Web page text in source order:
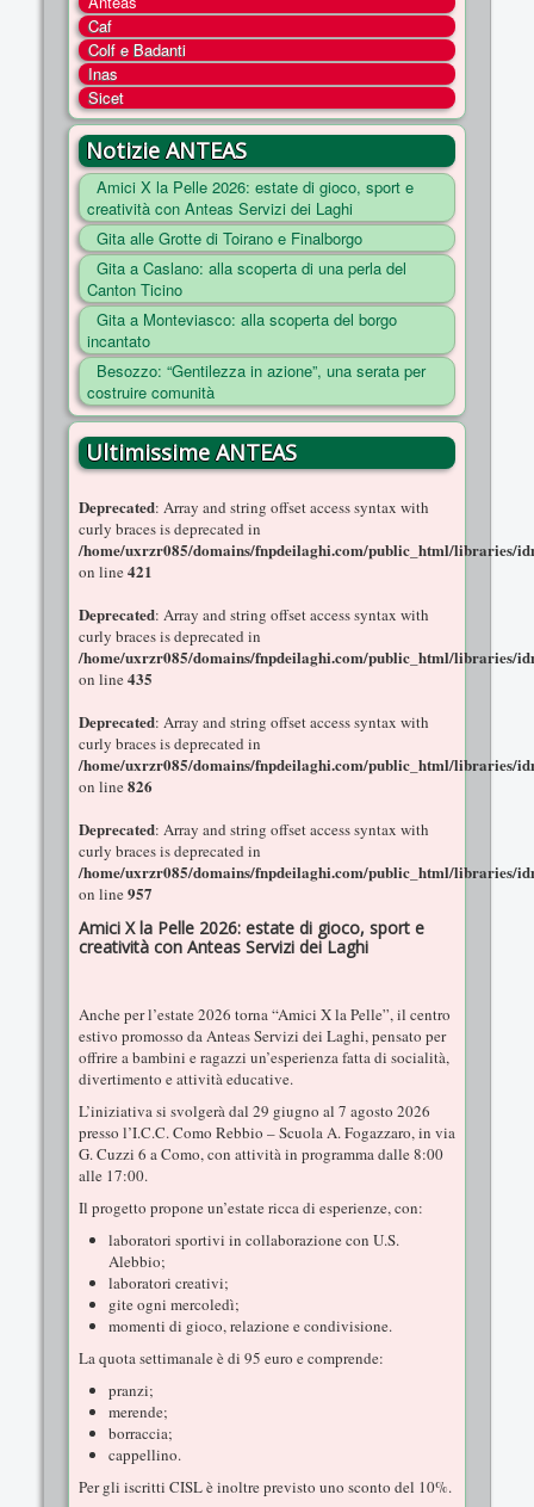
COSA FACCIAMO
ENTI
NOTIZIE
ESSENZIALI
MAPPA DEL SITO
CONVENZIONI
FOTO
SOCIAL
Caf
Colf e Badanti
Inas
Sicet
Notizie ANTEAS
Amici X la Pelle 2026: estate di gioco, sport e
creatività con Anteas Servizi dei Laghi
Gita alle Grotte di Toirano e Finalborgo
Gita a Caslano: alla scoperta di una perla del
Canton Ticino
Gita a Monteviasco: alla scoperta del borgo
incantato
Besozzo: “Gentilezza in azione”, una serata per
costruire comunità
Ultimissime ANTEAS
Deprecated: Array and string offset access syntax with
curly braces is deprecated in
/home/uxrzr085/domains/fnpdeilaghi.com/public_html/libraries/
on line421
Deprecated: Array and string offset access syntax with
curly braces is deprecated in
/home/uxrzr085/domains/fnpdeilaghi.com/public_html/libraries/
on line435
Deprecated: Array and string offset access syntax with
curly braces is deprecated in
/home/uxrzr085/domains/fnpdeilaghi.com/public_html/libraries/
on line826
Deprecated: Array and string offset access syntax with
curly braces is deprecated in
/home/uxrzr085/domains/fnpdeilaghi.com/public_html/libraries/
on line957
Amici X la Pelle 2026: estate di gioco, sport e
creatività con Anteas Servizi dei Laghi
Anche per l’estate 2026 torna “Amici X la Pelle”, il centro
estivo promosso da Anteas Servizi dei Laghi, pensato per
offrire a bambini e ragazzi un’esperienza fatta di socialità,
divertimento e attività educative.
L’iniziativa si svolgerà dal 29 giugno al 7 agosto 2026
presso l’I.C.C. Como Rebbio – Scuola A. Fogazzaro, in via
G. Cuzzi 6 a Como, con attività in programma dalle 8:00
alle 17:00.
Il progetto propone un’estate ricca di esperienze, con:
laboratori sportivi in collaborazione con U.S.
Alebbio;
laboratori creativi;
gite ogni mercoledì;
momenti di gioco, relazione e condivisione.
La quota settimanale è di 95 euro e comprende:
pranzi;
merende;
borraccia;
cappellino.
Per gli iscritti CISL è inoltre previsto uno sconto del 10%.